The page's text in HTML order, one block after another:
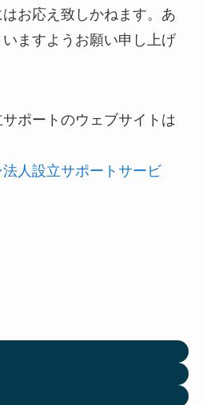
お応え致しかねます。あ
ますようお願い申し上げ
ポートのウェブサイトは
人設立サポートサービ